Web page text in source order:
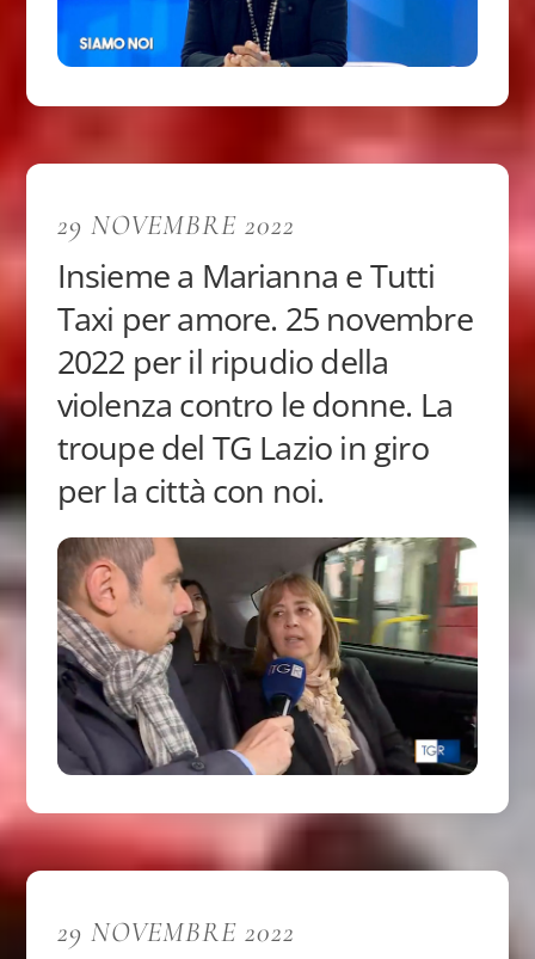
29 NOVEMBRE 2022
Insieme a Marianna e Tutti
Taxi per amore. 25 novembre
2022 per il ripudio della
violenza contro le donne. La
troupe del TG Lazio in giro
per la città con noi.
29 NOVEMBRE 2022